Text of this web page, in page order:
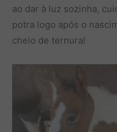
ao dar à luz sozinha,
potra logo após o
cheio de ternura!